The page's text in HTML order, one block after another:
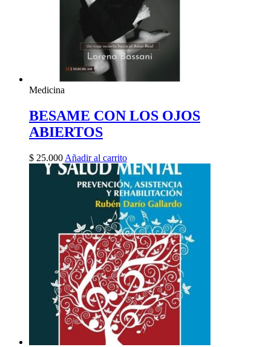
Medicina
BESAME CON LOS OJOS
ABIERTOS
$ 25.000 Añadir al carrito